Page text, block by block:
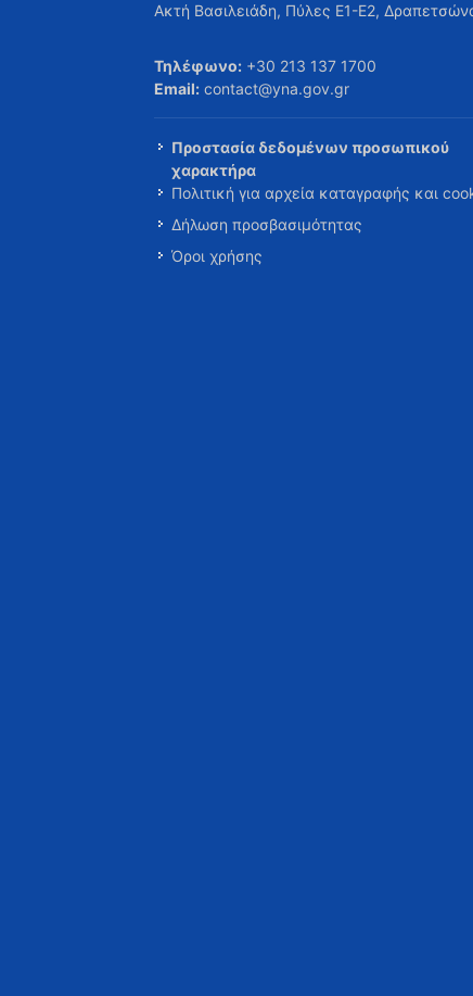
Ακτή Βασιλειάδη, Πύλες Ε1-Ε2,
Τηλέφωνο: +30 213 137 1700
Email: contact@yna.gov.gr
Προστασία δεδομένων προσωπικού
χαρακτήρα
Πολιτική για αρχεία καταγραφής και
Δήλωση προσβασιμότητας
Όροι χρήσης